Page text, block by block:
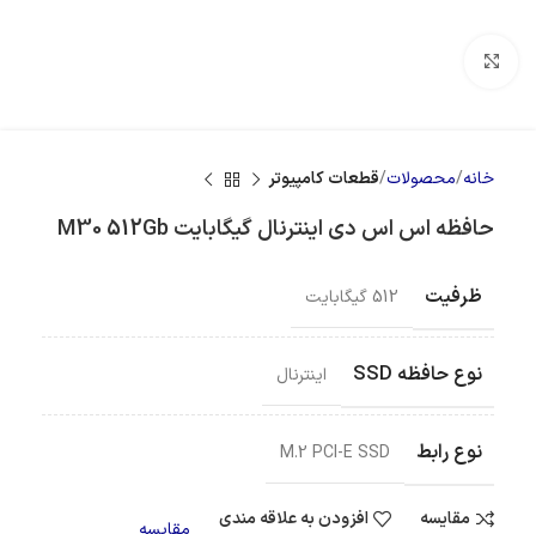
خانه محصولات قطعات کامپیوتر
حافظه اس اس دی اینترنال گیگابایت M30 512Gb
ظرفیت 512 گیگابایت
نوع حافظه SSD اینترنال
نوع رابط M.2 PCI-E SSD
مقایسه افزودن به علاقه مندی